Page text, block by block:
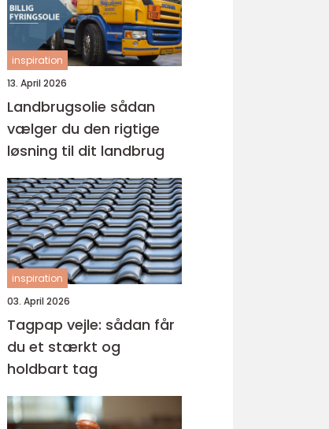
inspiration
13. April 2026
Landbrugsolie sådan
vælger du den rigtige
løsning til dit landbrug
inspiration
03. April 2026
Tagpap vejle: sådan får
du et stærkt og
holdbart tag